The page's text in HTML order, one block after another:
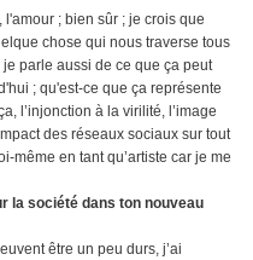
l'amour ; bien sûr ; je crois que
chose qui nous traverse tous
parle aussi de ce que ça peut
; qu'est-ce que ça représente
l’injonction à la virilité, l’image
des réseaux sociaux sur tout
même en tant qu’artiste car je me
la société dans ton nouveau
être un peu durs, j’ai